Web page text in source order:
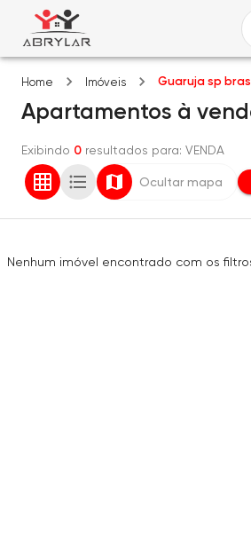
Home Imóveis Guaruja sp
Apartamentos à
Exibindo 0 resultados para: VENDA
Ocultar mapa
Nenhum imóvel encontrado com os